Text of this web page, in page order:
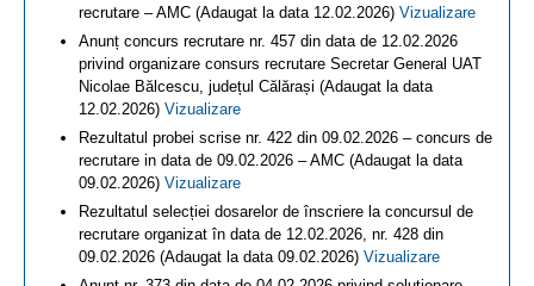
recrutare – AMC (Adaugat la data 12.02.2026) Vizualizare
Anunț concurs recrutare nr. 457 din data de 12.02.2026
privind organizare consurs recrutare Secretar General UAT
Nicolae Bălcescu, județul Călărași (Adaugat la data
12.02.2026) Vizualizare
Rezultatul probei scrise nr. 422 din 09.02.2026 – concurs de
recrutare in data de 09.02.2026 – AMC (Adaugat la data
09.02.2026) Vizualizare
Rezultatul selecției dosarelor de înscriere la concursul de
recrutare organizat în data de 12.02.2026, nr. 428 din
09.02.2026 (Adaugat la data 09.02.2026) Vizualizare